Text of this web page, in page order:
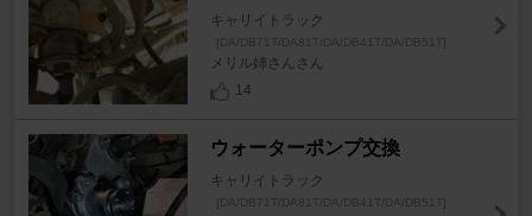
キャリイトラック
[DA/DB71T/DA81T/DA/DB41T/DA/DB51T]
メリル姉さんさん
14
ウォーターポンプ交換
キャリイトラック
[DA/DB71T/DA81T/DA/DB41T/DA/DB51T]